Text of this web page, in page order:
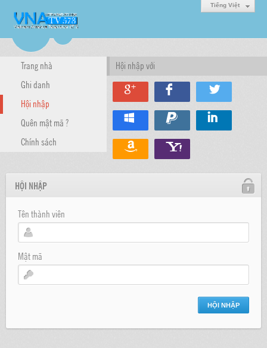
Tiếng Việt
Hội nhập với
Trang nhà
Ghi danh
Hội nhập
Quên mật mã ?
Chính sách
HỘI NHẬP
Tên thành viên
Mật mã